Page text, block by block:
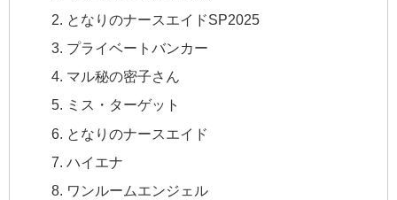
となりのナースエイドSP2025
プライベートバンカー
マル秘の密子さん
ミス・ターゲット
となりのナースエイド
ハイエナ
ワンルームエンジェル